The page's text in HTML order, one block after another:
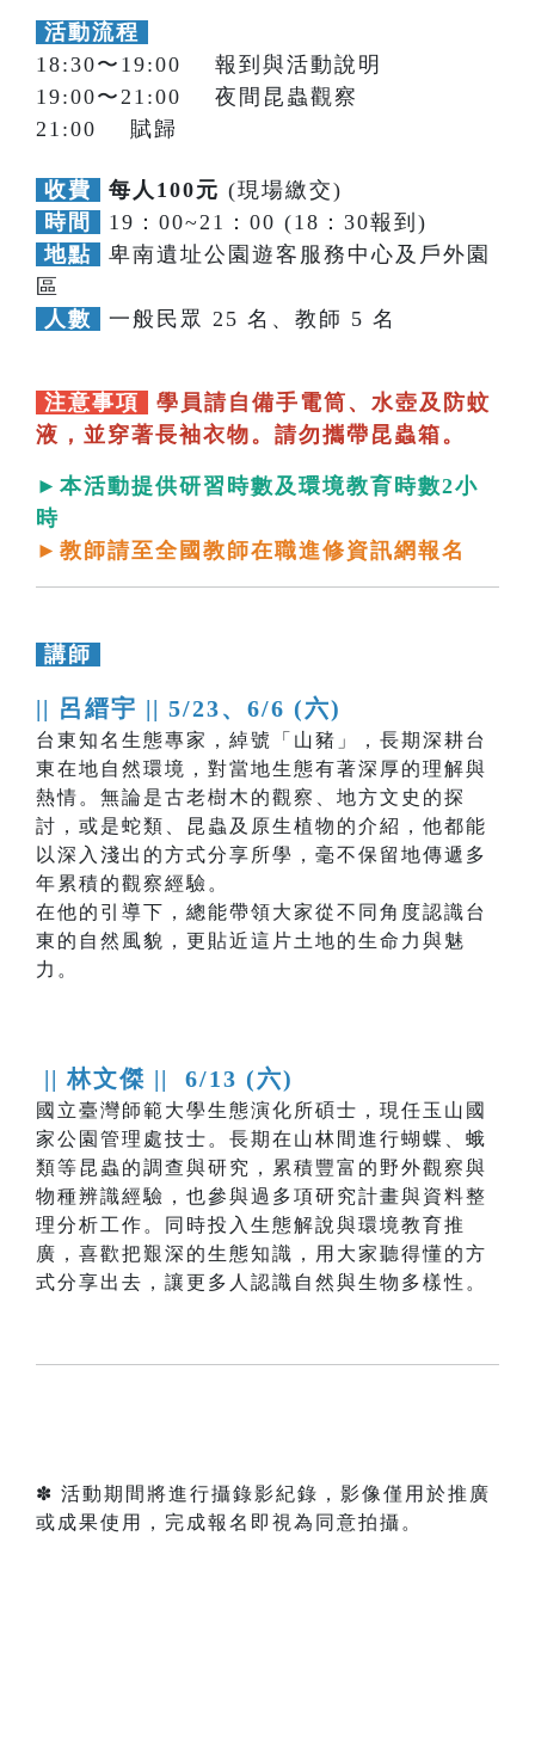
活動流程
18:30〜19:00 報到與活動說明
19:00〜21:00 夜間昆蟲觀察
21:00 賦歸
收費 每人100元 (現場繳交)
時間
19：00~21：00 (18：30報到)
地點
卑南遺址公園遊客服務中心及戶外園
區
人數
一般民眾 25 名、教師 5 名
注意事項
學員請自備手電筒、水壺及防蚊
液，並穿著長袖衣物。請勿攜帶昆蟲箱。
►本活動提供研習時數及環境教育時數2小
時
►教師請至全國教師在職進修資訊網報名
講師
|| 呂縉宇 || 5/23、6/6 (六)
台東知名生態專家，綽號「山豬」，長期深耕台
東在地自然環境，對當地生態有著深厚的理解與
熱情。無論是古老樹木的觀察、地方文史的探
討，或是蛇類、昆蟲及原生植物的介紹，他都能
以深入淺出的方式分享所學，毫不保留地傳遞多
年累積的觀察經驗。
在他的引導下，總能帶領大家從不同角度認識台
東的自然風貌，更貼近這片土地的生命力與魅
力。
|| 林文傑 || 6/13 (六)
國立臺灣師範大學生態演化所碩士，現任玉山國
家公園管理處技士。長期在山林間進行蝴蝶、蛾
類等昆蟲的調查與研究，累積豐富的野外觀察與
物種辨識經驗，也參與過多項研究計畫與資料整
理分析工作。同時投入生態解說與環境教育推
廣，喜歡把艱深的生態知識，用大家聽得懂的方
式分享出去，讓更多人認識自然與生物多樣性。
✽ 活動期間將進行攝錄影紀錄，影像僅用於推廣
或成果使用，完成報名即視為同意拍攝。